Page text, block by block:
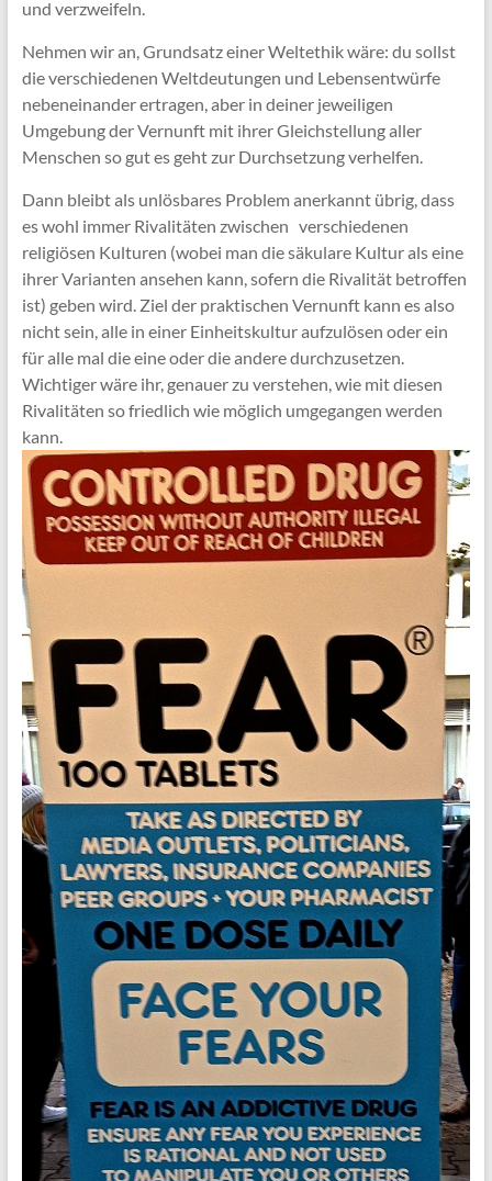
und verzweifeln.
Nehmen wir an, Grundsatz einer Weltethik wäre: du sollst
die verschiedenen Weltdeutungen und Lebensentwürfe
nebeneinander ertragen, aber in deiner jeweiligen
Umgebung der Vernunft mit ihrer Gleichstellung aller
Menschen so gut es geht zur Durchsetzung verhelfen.
Dann bleibt als unlösbares Problem anerkannt übrig, dass
es wohl immer Rivalitäten zwischen verschiedenen
religiösen Kulturen (wobei man die säkulare Kultur als eine
ihrer Varianten ansehen kann, sofern die Rivalität betroffen
ist) geben wird. Ziel der praktischen Vernunft kann es also
nicht sein, alle in einer Einheitskultur aufzulösen oder ein
für alle mal die eine oder die andere durchzusetzen.
Wichtiger wäre ihr, genauer zu verstehen, wie mit diesen
Rivalitäten so friedlich wie möglich umgegangen werden
kann.